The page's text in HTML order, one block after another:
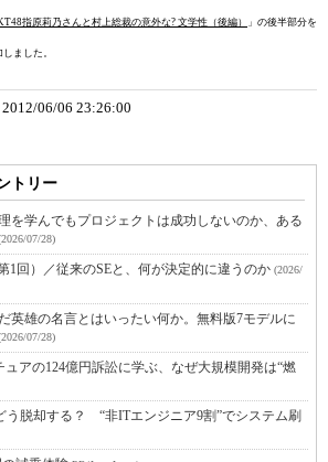
指原莉乃さんと村上総裁の意外な? 文学性（後編） 」の後半部分を
ました。
2012/06/06 23:26:00
トリー
を学んでもプロジェクトは成功しないのか、ある
07/28)
1回）／従来のSEと、何が決定的に違うのか (2026/
英雄の名言とはいったい何か。無料版7モデルに
07/28)
ュアの124億円訴訟に学ぶ、なぜ大規模開発は“燃
う脱却する？ “非ITエンジニア9割”でシステム刷